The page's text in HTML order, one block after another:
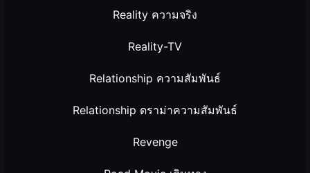
Reality ความจริง
Reality-TV
Relationship ความสัมพันธ์
Relationship ดราม่าความสัมพันธ์
Revenge